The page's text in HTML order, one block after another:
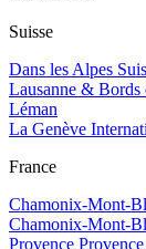
Suisse
Dans les Alpes
Lausanne & Bords
Léman
La Genève
France
Chamonix-Mont-
Chamonix-Mont-
Provence Provence